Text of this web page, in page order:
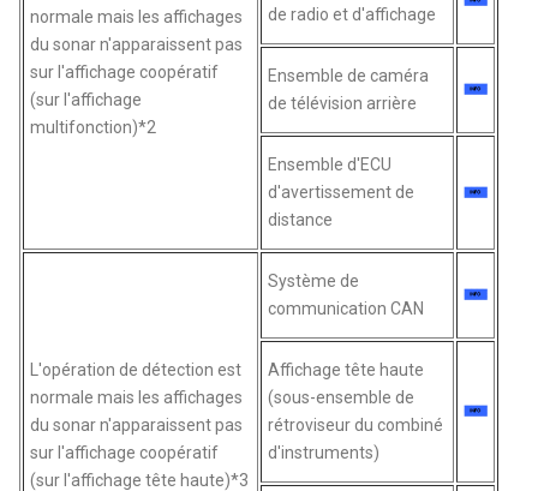
normale mais les affichages
du sonar n'apparaissent pas
sur l'affichage coopératif
(sur l'affichage
multifonction)*2
de radio et d'affichage
Ensemble de caméra
de télévision arrière
Ensemble d'ECU
d'avertissement de
distance
L'opération de détection est
normale mais les affichages
du sonar n'apparaissent pas
sur l'affichage coopératif
(sur l'affichage tête haute)*3
Système de
communication CAN
Affichage tête haute
(sous-ensemble de
rétroviseur du combiné
d'instruments)